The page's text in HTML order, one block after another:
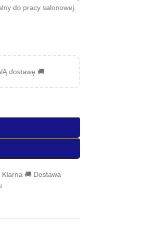
do pracy salonowej.
dostawę 🚚
Klarna 🚚 Dostawa